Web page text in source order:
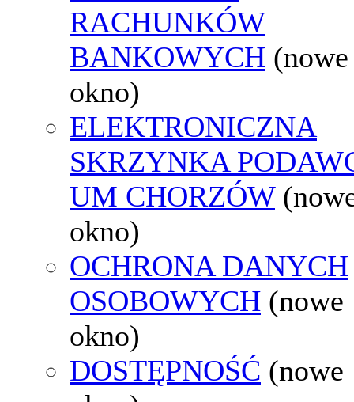
RACHUNKÓW
BANKOWYCH (nowe
okno)
ELEKTRONICZNA
SKRZYNKA
UM CHORZÓW
okno)
OCHRONA DANYCH
OSOBOWYCH (nowe
okno)
DOSTĘPNOŚĆ (nowe